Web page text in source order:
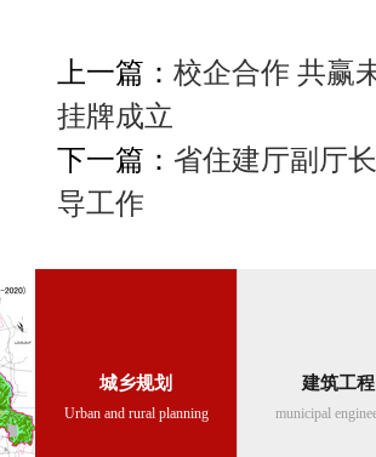
上一篇： 校企合作 共赢
挂牌成立
下一篇： 省住建厅副厅
导工作​
城乡规划
Urban and rural planning
建筑工程
municipal